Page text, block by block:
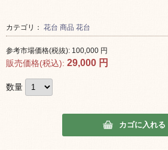
カテゴリ： 花台 商品 花台
参考市場価格(税抜): 100,000 円
販売価格(税込): 29,000 円
数量
カゴに入れる